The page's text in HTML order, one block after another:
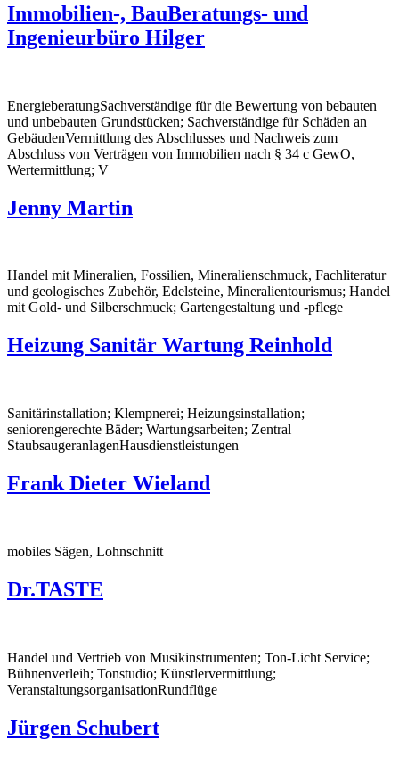
Immobilien-, BauBeratungs- und
Ingenieurbüro Hilger
EnergieberatungSachverständige für die Bewertung von bebauten
und unbebauten Grundstücken; Sachverständige für Schäden an
GebäudenVermittlung des Abschlusses und Nachweis zum
Abschluss von Verträgen von Immobilien nach § 34 c GewO,
Wertermittlung; V
Jenny Martin
Handel mit Mineralien, Fossilien, Mineralienschmuck, Fachliteratur
und geologisches Zubehör, Edelsteine, Mineralientourismus; Handel
mit Gold- und Silberschmuck; Gartengestaltung und -pflege
Heizung Sanitär Wartung Reinhold
Sanitärinstallation; Klempnerei; Heizungsinstallation;
seniorengerechte Bäder; Wartungsarbeiten; Zentral
StaubsaugeranlagenHausdienstleistungen
Frank Dieter Wieland
mobiles Sägen, Lohnschnitt
Dr.TASTE
Handel und Vertrieb von Musikinstrumenten; Ton-Licht Service;
Bühnenverleih; Tonstudio; Künstlervermittlung;
VeranstaltungsorganisationRundflüge
Jürgen Schubert